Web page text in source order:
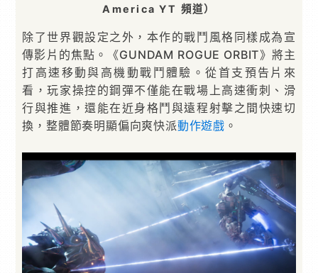
America YT 頻道）
除了世界觀設定之外，本作的戰鬥風格同樣成為宣
傳影片的焦點。《GUNDAM ROGUE ORBIT》將主
打高速移動與高機動戰鬥體驗。從首支預告片來
看，玩家操控的鋼彈不僅能在戰場上高速衝刺、滑
行與推進，還能在近身格鬥與遠程射擊之間快速切
換，整體節奏明顯偏向爽快派動作遊戲 。